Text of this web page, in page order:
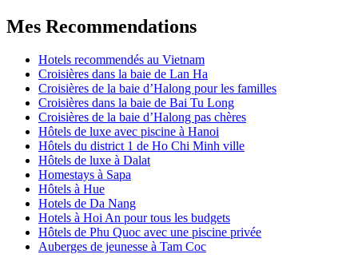
Mes Recommendations
Hotels recommendés au Vietnam
Croisières dans la baie de Lan Ha
Croisières de la baie d’Halong pour les familles
Croisières dans la baie de Bai Tu Long
Croisières de la baie d’Halong pas chères
Hôtels de luxe avec piscine à Hanoi
Hôtels du district 1 de Ho Chi Minh ville
Hôtels de luxe à Dalat
Homestays à Sapa
Hôtels à Hue
Hotels de Da Nang
Hotels à Hoi An pour tous les budgets
Hôtels de Phu Quoc avec une piscine privée
Auberges de jeunesse à Tam Coc